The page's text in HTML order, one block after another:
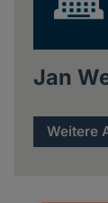
Jan
Weitere